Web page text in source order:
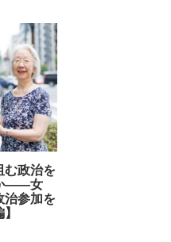
む政治を
――女
治参加を